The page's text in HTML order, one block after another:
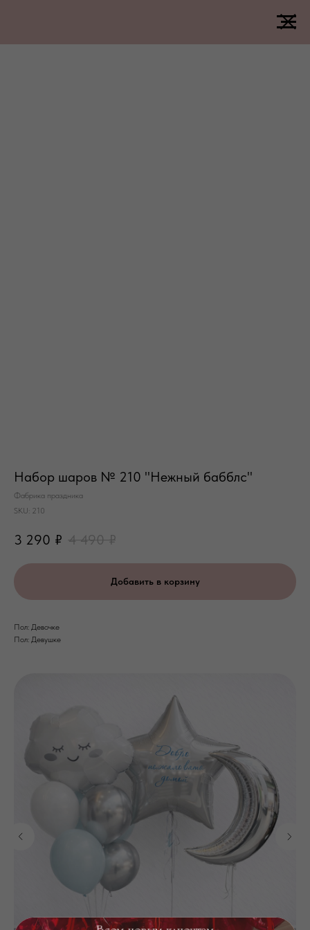
Набор шаров № 210 "Нежный бабблс"
Фабрика праздника
SKU: 210
3 290 ₽ 4 490 ₽
Добавить в корзину
Пол: Девочке
Пол: Девушке